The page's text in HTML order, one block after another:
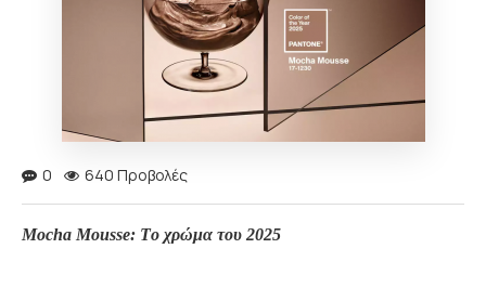
0 640 Προβολές
Mocha Mousse: Tο χρώμα του 2025